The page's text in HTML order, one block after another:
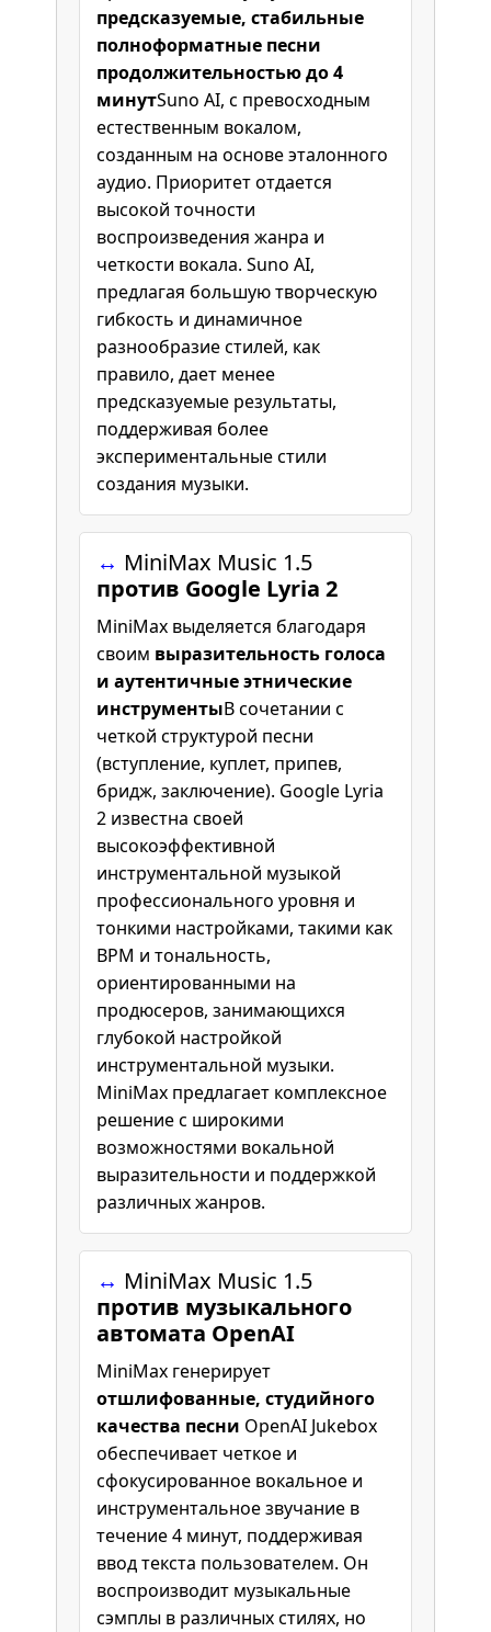
предсказуемые, стабильные
полноформатные песни
продолжительностью до 4
минутSuno AI, с превосходным
естественным вокалом,
созданным на основе эталонного
аудио. Приоритет отдается
высокой точности
воспроизведения жанра и
четкости вокала. Suno AI,
предлагая большую творческую
гибкость и динамичное
разнообразие стилей, как
правило, дает менее
предсказуемые результаты,
поддерживая более
экспериментальные стили
создания музыки.
↔️ MiniMax Music 1.5
против Google Lyria 2
MiniMax выделяется благодаря
своим выразительность голоса
и аутентичные этнические
инструментыВ сочетании с
четкой структурой песни
(вступление, куплет, припев,
бридж, заключение). Google Lyria
2 известна своей
высокоэффективной
инструментальной музыкой
профессионального уровня и
тонкими настройками, такими как
BPM и тональность,
ориентированными на
продюсеров, занимающихся
глубокой настройкой
инструментальной музыки.
MiniMax предлагает комплексное
решение с широкими
возможностями вокальной
выразительности и поддержкой
различных жанров.
↔️ MiniMax Music 1.5
против музыкального
автомата OpenAI
MiniMax генерирует
отшлифованные, студийного
качества песни OpenAI Jukebox
обеспечивает четкое и
сфокусированное вокальное и
инструментальное звучание в
течение 4 минут, поддерживая
ввод текста пользователем. Он
воспроизводит музыкальные
сэмплы в различных стилях, но